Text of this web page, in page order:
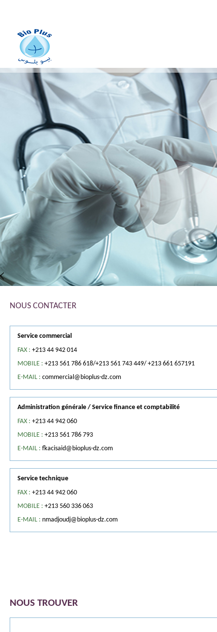
fabrication des dispositifs
médicaux
NOUS CONTACTER
Service commercial
FAX : +213 44 942 014
MOBILE : +213 561 786 618/+213 561 743 449/ +213 661 657191
E-MAIL : commercial@bioplus-dz.com
Administration générale / Service finance et comptabilité
FAX : +213 44 942 060
MOBILE : +213 561 786 793
E-MAIL : fkacisaid@bioplus-dz.com
Service technique
FAX : +213 44 942 060
MOBILE : +213 560 336 063
E-MAIL : nmadjoudj@bioplus-dz.com
NOUS TROUVER